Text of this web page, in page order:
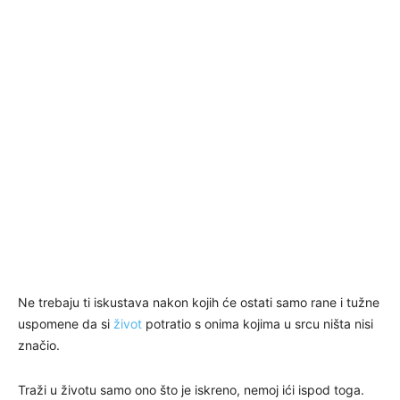
Ne trebaju ti iskustava nakon kojih će ostati samo rane i tužne
uspomene da si život potratio s onima kojima u srcu ništa nisi
značio.
Traži u životu samo ono što je iskreno, nemoj ići ispod toga.